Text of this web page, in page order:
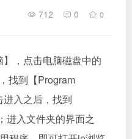
712 0 0
，点击电脑磁盘中的
找到【Program
入之后，找到
进入文件夹的界面之